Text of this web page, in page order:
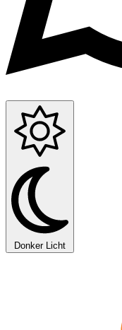
Donker Licht